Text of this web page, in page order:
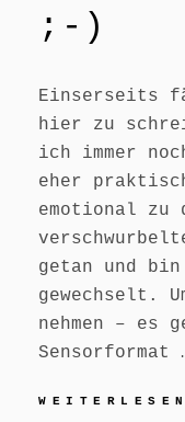
;-)
Einserseits
hier zu
ich immer
eher
emotional zu
getan und bin
gewechselt.
nehmen – es
Sensorformat
WEITERLESEN